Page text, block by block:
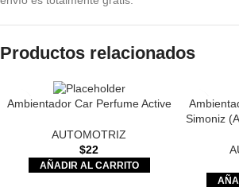
Productos relacionados
Ambientador Car Perfume Active
AUTOMOTRIZ
$22
AÑADIR AL CARRITO
Simoniz